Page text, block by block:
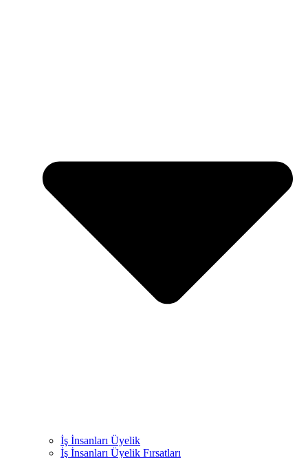
İş İnsanları Üyelik
İş İnsanları Üyelik Fırsatları